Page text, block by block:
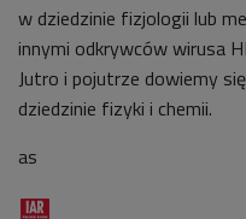
w dziedzinie fizjologii lub
innymi odkrywców wirusa
Jutro i pojutrze dowiemy
dziedzinie fizyki i chemii.
as